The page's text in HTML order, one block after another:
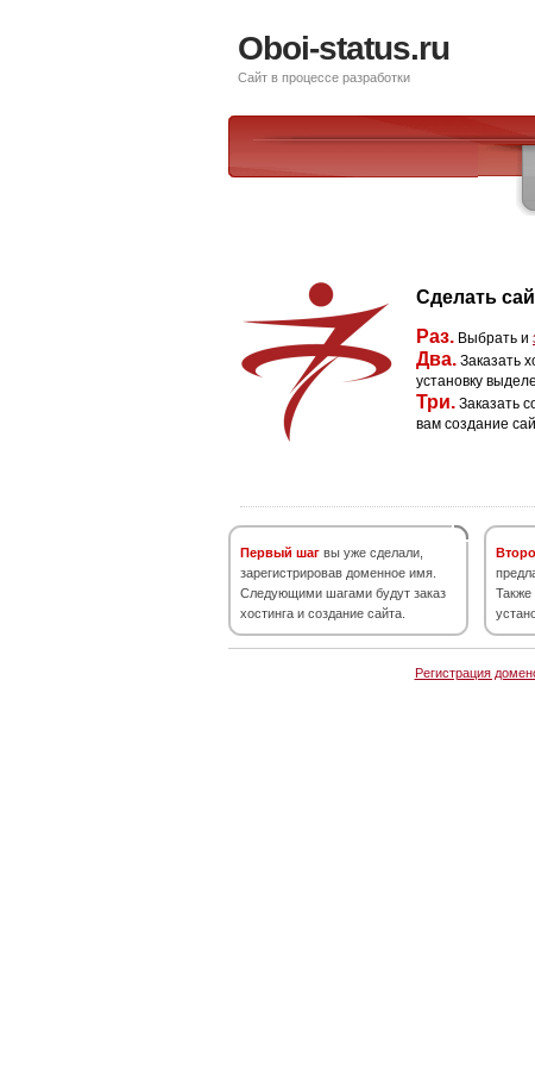
Oboi-status.ru
Сайт в процессе разработки
Сделать
Раз. Выбрать и
Два. Заказать
установку
Три. Заказать
вам создание
Первый шаг вы уже сделали,
зарегистрировав доменное имя.
Следующими шагами будут заказ
хостинга и создание сайта.
Также
Регистрация